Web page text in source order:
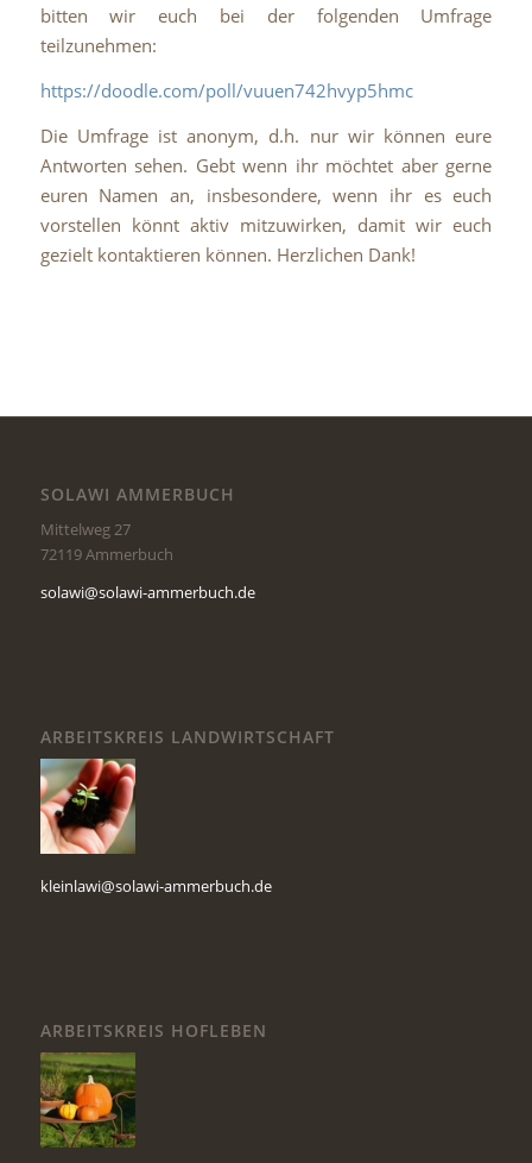
bitten wir euch bei der folgenden Umfrage
teilzunehmen:
https://doodle.com/poll/vuuen742hvyp5hmc
Die Umfrage ist anonym, d.h. nur wir können eure
Antworten sehen. Gebt wenn ihr möchtet aber gerne
euren Namen an, insbesondere, wenn ihr es euch
vorstellen könnt aktiv mitzuwirken, damit wir euch
gezielt kontaktieren können. Herzlichen Dank!
SOLAWI AMMERBUCH
Mittelweg 27
72119 Ammerbuch
solawi@solawi-ammerbuch.de
ARBEITSKREIS LANDWIRTSCHAFT
kleinlawi@solawi-ammerbuch.de
ARBEITSKREIS HOFLEBEN